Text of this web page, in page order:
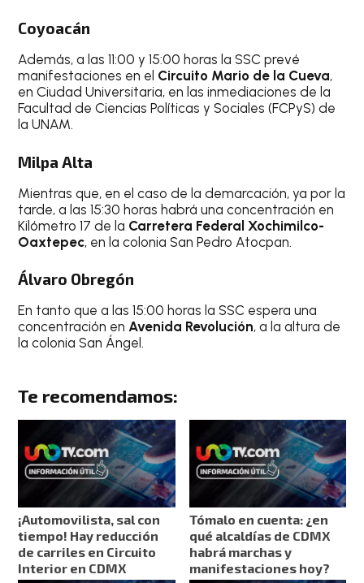
Coyoacán
Además, a las 11:00 y 15:00 horas la SSC prevé
manifestaciones en el Circuito Mario de la Cueva,
en Ciudad Universitaria, en las inmediaciones de la
Facultad de Ciencias Políticas y Sociales (FCPyS) de
la UNAM.
Milpa Alta
Mientras que, en el caso de la demarcación, ya por la
tarde, a las 15:30 horas habrá una concentración en
Kilómetro 17 de la Carretera Federal Xochimilco-
Oaxtepec, en la colonia San Pedro Atocpan.
Álvaro Obregón
En tanto que a las 15:00 horas la SSC espera una
concentración enAvenida Revolución, a la altura de
la colonia San Ángel.
Te recomendamos:
¡Automovilista, sal con
tiempo! Hay reducción
de carriles en Circuito
Interior en CDMX
Tómalo en cuenta: ¿en
qué alcaldías de CDMX
habrá marchas y
manifestaciones hoy?